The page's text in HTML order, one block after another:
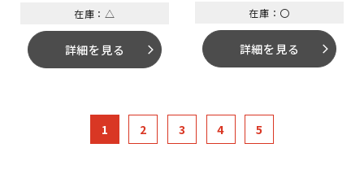
在庫：△
詳細を見る arrow_forward_ios
在庫：〇
詳細を見る arrow_forward_ios
1 2 3 4
5